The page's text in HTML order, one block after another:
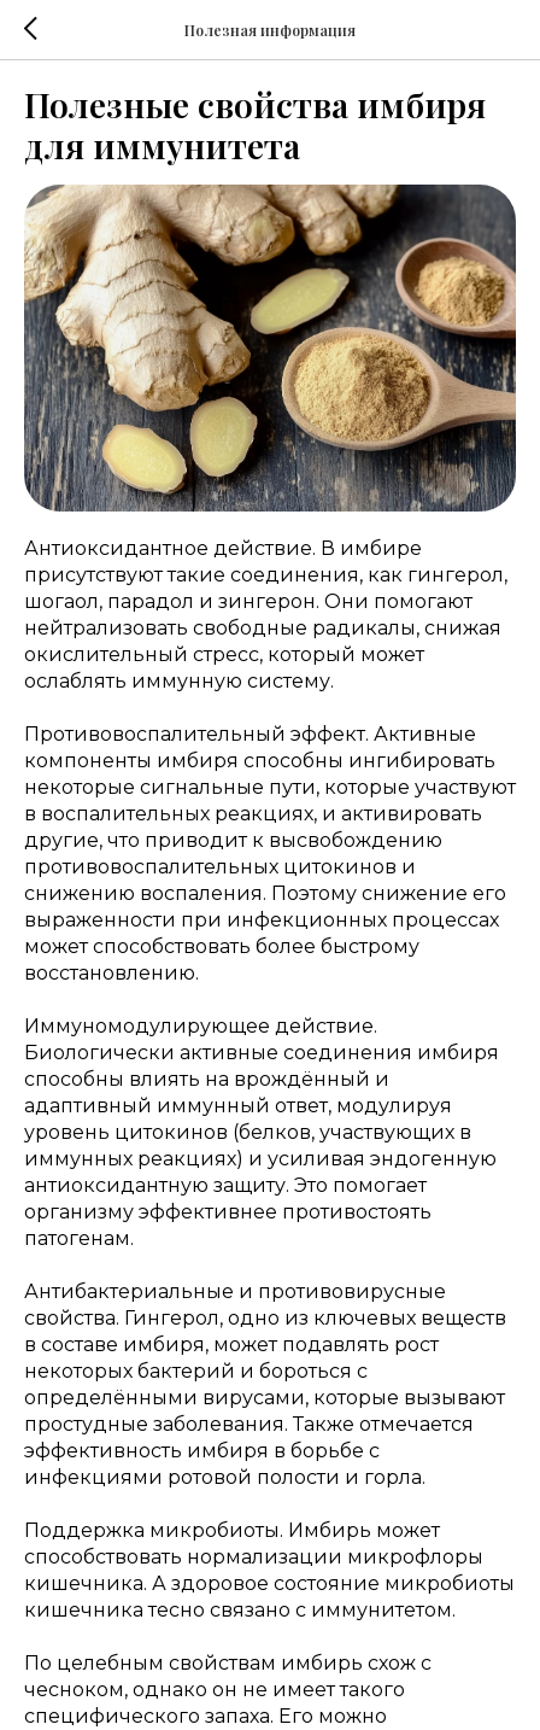
Полезная информация
Полезные свойства имбиря
для иммунитета
Антиоксидантное действие. В имбире
присутствуют такие соединения, как гингерол,
шогаол, парадол и зингерон. Они помогают
нейтрализовать свободные радикалы, снижая
окислительный стресс, который может
ослаблять иммунную систему.
Противовоспалительный эффект. Активные
компоненты имбиря способны ингибировать
некоторые сигнальные пути, которые участвуют
в воспалительных реакциях, и активировать
другие, что приводит к высвобождению
противовоспалительных цитокинов и
снижению воспаления. Поэтому снижение его
выраженности при инфекционных процессах
может способствовать более быстрому
восстановлению.
Иммуномодулирующее действие.
Биологически активные соединения имбиря
способны влиять на врождённый и
адаптивный иммунный ответ, модулируя
уровень цитокинов (белков, участвующих в
иммунных реакциях) и усиливая эндогенную
антиоксидантную защиту. Это помогает
организму эффективнее противостоять
патогенам.
Антибактериальные и противовирусные
свойства. Гингерол, одно из ключевых веществ
в составе имбиря, может подавлять рост
некоторых бактерий и бороться с
определёнными вирусами, которые вызывают
простудные заболевания. Также отмечается
эффективность имбиря в борьбе с
инфекциями ротовой полости и горла.
Поддержка микробиоты. Имбирь может
способствовать нормализации микрофлоры
кишечника. А здоровое состояние микробиоты
кишечника тесно связано с иммунитетом.
По целебным свойствам имбирь схож с
чесноком, однако он не имеет такого
специфического запаха. Его можно